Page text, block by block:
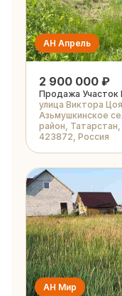
АН Апрель
2 900 000 ₽
Продажа Участок
улица Виктора
Азьмушкинское
район,
423872, Россия
АН Мир